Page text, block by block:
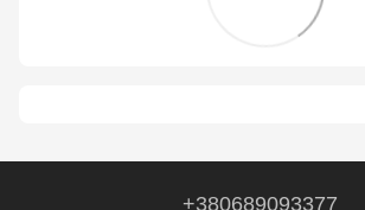
+380689093377